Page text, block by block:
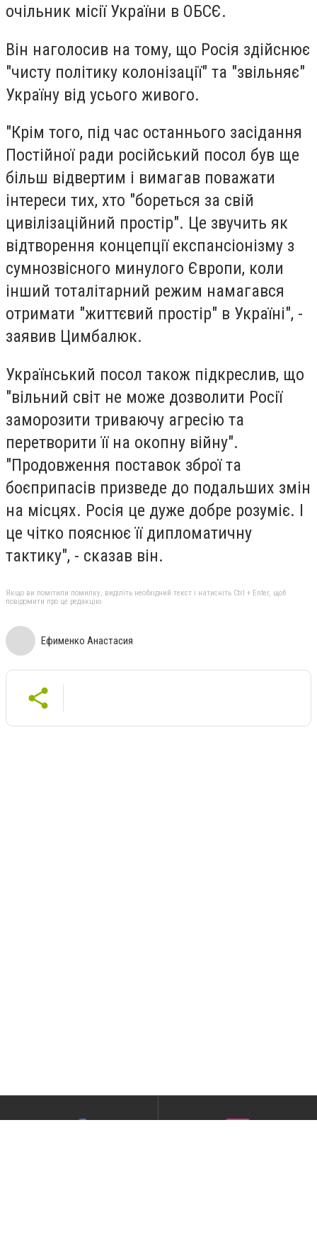
очільник місії України в ОБСЄ.
Він наголосив на тому, що Росія здійснює
"чисту політику колонізації" та "звільняє"
Україну від усього живого.
"Крім того, під час останнього засідання
Постійної ради російський посол був ще
більш відвертим і вимагав поважати
інтереси тих, хто "бореться за свій
цивілізаційний простір". Це звучить як
відтворення концепції експансіонізму з
сумнозвісного минулого Європи, коли
інший тоталітарний режим намагався
отримати "життєвий простір" в Україні", -
заявив Цимбалюк.
Український посол також підкреслив, що
"вільний світ не може дозволити Росії
заморозити триваючу агресію та
перетворити її на окопну війну".
"Продовження поставок зброї та
боєприпасів призведе до подальших змін
на місцях. Росія це дуже добре розуміє. І
це чітко пояснює її дипломатичну
тактику", - сказав він.
Якщо ви помітили помилку, виділіть необхідний текст і натисніть Ctrl + Enter, щоб
повідомити про це редакцію
Ефименко Анастасия